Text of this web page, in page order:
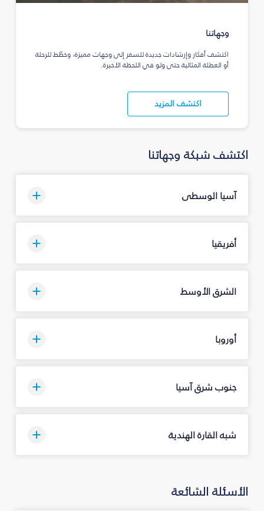
وجهاتنا
اكتشف أفكار وإرشادات جديدة للسفر إلى وجهات مميزة، وخطّط للرحلة
أو العطلة المثالية حتى ولو في اللحظة الأخيرة.
اكتشف المزيد
اكتشف شبكة وجهاتنا
آسيا الوسطى
أفريقيا
الشرق الأوسط
أوروبا
جنوب شرق آسيا
شبه القارة الهندية
الأسئلة الشائعة